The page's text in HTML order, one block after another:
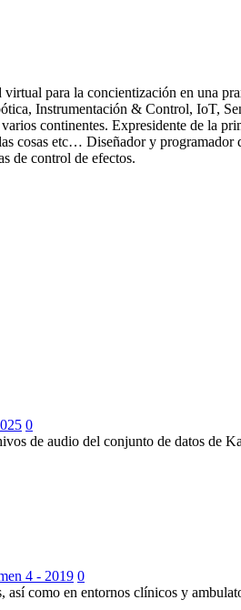
para la concientización en una
Instrumentación & Control, IoT,
continentes. Expresidente de la
cosas etc… Diseñador y
de control de efectos.
0
de audio del conjunto de datos de
4 - 2019 0
como en entornos clínicos y